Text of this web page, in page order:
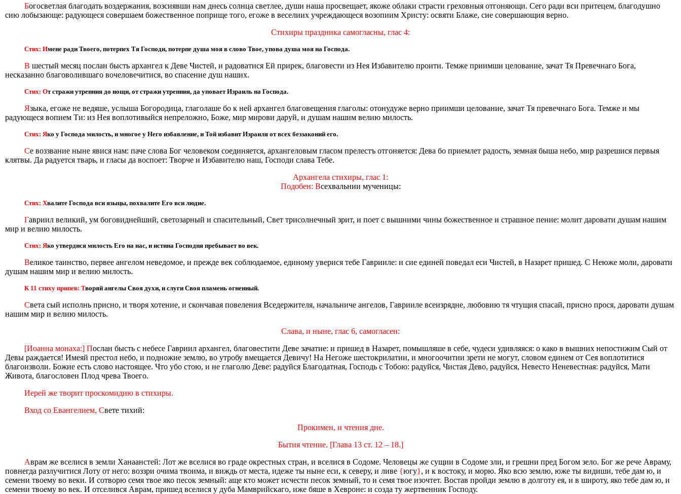
Богосветлая благодать воздержания, возсиявши нам днесь солнца светлее, души наша просвещает, якоже облаки страсти греховныя отгоняющи. Сего ради вси притецем, благодушно
сию лобызающе: радующеся совершаем божественное поприще того, егоже в веселиих учреждающеся возопиим Христу: освяти Блаже, сие совершающия верно.
Стихиры праздника самогласны, глас 4:
Стих: Имене ради Твоего, потерпех Тя Господи, потерпе душа моя в слово Твое, упова душа моя на Господа.
В шестый месяц послан бысть архангел к Деве Чистей, и радоватися Eй прирек, благовести из Нея Избавителю проити. Темже приимши целование, зачат Тя Превечнаго Бога,
несказанно благоволившаго вочеловечитися, во спасение душ наших.
Стих: От стражи утренния до нощи, от стражи утренния, да уповает Израиль на Господа.
Языка, eгоже не ведяше, услыша Богородица, глаголаше бо к ней архангел благовещения глаголы: отoнудуже верно приимши целование, зачат Тя превечнаго Бога. Темже и мы
радующеся вопием Ти: из Нея воплотивыйся непреложно, Боже, мир мирови даруй, и душам нашим велию милость.
Стих: Яко у Господа милость, и многое у Него избавление, и Той избавит Израиля от всех беззаконий его.
Се воззвание ныне явися нам: паче слова Бог человеком соединяется, архангеловым гласом прелестъ отгоняется: Дева бо приемлет радость, земная быша небо, мир разрешися первыя
клятвы. Да радуется тварь, и гласы да воспоет: Творче и Избавителю наш, Господи слава Тебе.
Архангела стихиры, глас 1:
Подобен: Всехвальнии мученицы:
Стих: Хвалите Господа вси языцы, похвалите Его вси людие.
Гавриил великий, ум боговиднейший, светозарный и спасительный, Свет трисолнечный зрит, и поет с вышними чины божественное и страшное пение: молит даровати душам нашим
мир и велию милость.
Стих: Яко утвердися милость Его на нас, и истина Господня пребывает во век.
Великое таинство, первее ангелом неведомое, и прежде век соблюдаемое, единому уверися тебе Гаврииле: и сие единей поведал еси Чистей, в Назарет пришед. С Неюже моли, даровати
душам нашим мир и велию милость.
К 11 стиху припев: Творяй ангелы Своя духи, и слуги Своя пламень огненный.
Света сый исполнь присно, и творя хотение, и скончавая повеления Вседержителя, начальниче ангелов, Гаврииле всеизрядне, любовию тя чтущия спасай, присно прося, даровати душам
нашим мир и велию милость.
Слава, и ныне, глас 6, самогласен:
[Иоанна монаха:] Послан бысть с небесе Гавриил архангел, благовестити Деве зачатие: и пришед в Назарет, помышляше в себе, чудеси удивляяся: о како в вышних непостижим Сый от
Девы раждается! Имеяй престол небо, и подножие землю, во утробу вмещается Девичу! На Негоже шестокрилатии, и многоoчитии зрети не могут, словом eдинем от Сея воплотитися
благоизволи. Божие eсть слово настоящее. Что убо стою, и не глаголю Деве: радуйся Благодатная, Господь с Тобою: радуйся, Чистая Дево, радуйся, Невесто Неневестная: радуйся, Мати
Живота, благословен Плод чрева Твоего.
Иерей же творит проскомидию в стихиры.
Вход со Евангелием, Свете тихий:
Прокимен, и чтения дне.
Бытия чтение. [Глава 13 ст. 12 – 18.]
Аврам же вселися в земли Ханаанстей: Лот же вселися во граде окрестных стран, и вселися в Содоме. Человецы же сущии в Содоме зли, и грешни пред Богом зело. Бог же рече Авраму,
повнегда разлучитися Лоту от него: воззри очима твоима, и виждь от места, идеже ты ныне еси, к северу, и ливе {югу}, и к востоку, и морю. Яко всю землю, юже ты видиши, тебе дам ю, и
семени твоему во веки. И сотворю семя твое яко песок земный: аще кто может исчести песок земный, то и семя твое изочтет. Востав пройди землю в долготу ея, и в широту, яко тебе дам ю, и
семени твоему во век. И отселився Аврам, пришед вселися у дуба Мамврийскаго, иже бяше в Хевроне: и созда ту жертвенник Господу.